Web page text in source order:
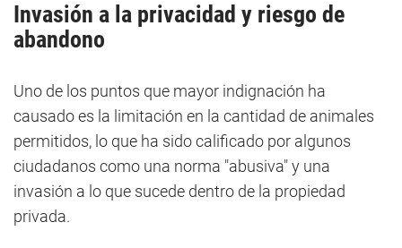
Invasión a la privacidad y riesgo de
abandono
Uno de los puntos que mayor indignación ha
causado es la limitación en la cantidad de animales
permitidos, lo que ha sido calificado por algunos
ciudadanos como una norma "abusiva" y una
invasión a lo que sucede dentro de la propiedad
privada.